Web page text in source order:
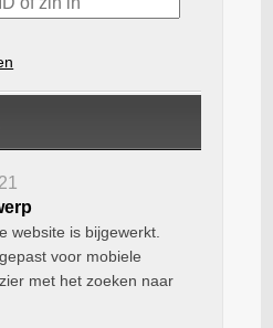
website is bijgewerkt.
voor mobiele
met het zoeken naar